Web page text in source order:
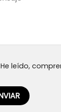
He leído,